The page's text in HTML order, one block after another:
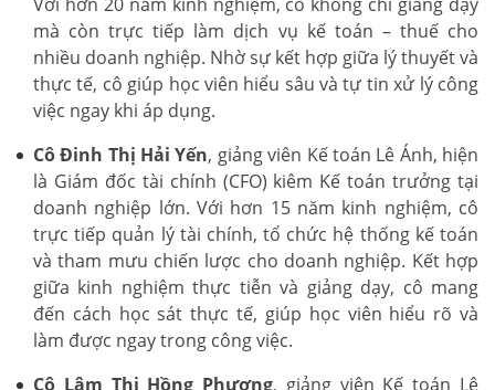
mà còn trực tiếp làm dịch vụ kế toán – thuế cho
nhiều doanh nghiệp. Nhờ sự kết hợp giữa lý thuyết và
thực tế, cô giúp học viên hiểu sâu và tự tin xử lý công
việc ngay khi áp dụng.
Cô Đinh Thị Hải Yến, giảng viên Kế toán Lê Ánh, hiện
là Giám đốc tài chính (CFO) kiêm Kế toán trưởng tại
doanh nghiệp lớn. Với hơn 15 năm kinh nghiệm, cô
trực tiếp quản lý tài chính, tổ chức hệ thống kế toán
và tham mưu chiến lược cho doanh nghiệp. Kết hợp
giữa kinh nghiệm thực tiễn và giảng dạy, cô mang
đến cách học sát thực tế, giúp học viên hiểu rõ và
làm được ngay trong công việc.
Cô Lâm Thị Hồng Phương, giảng viên Kế toán Lê